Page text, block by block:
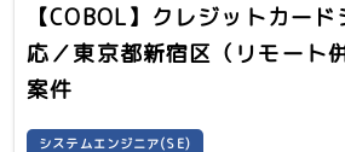
Manager（OPMGR
験
【COBOL】クレジットカー
応／東京都新宿区（リモート併
案件
システムエンジニア(SE)